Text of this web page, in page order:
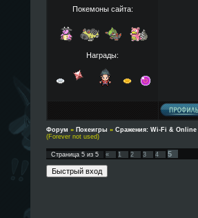
Покемоны сайта:
Награды:
Форум » Покеигры » Сражения: Wi-Fi & Online
(Forever not used)
Страница 5из 5 « 1 2 3 4 5